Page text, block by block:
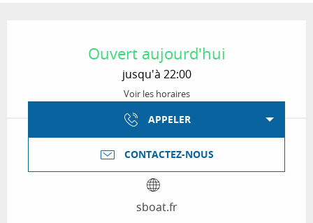
Ouvert aujourd'hui
jusqu'à 22:00
Voir les horaires
APPELER
CONTACTEZ-NOUS
sboat.fr